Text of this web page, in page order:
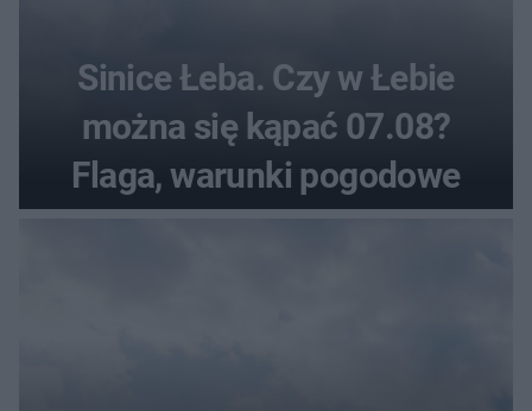
Sinice Łeba. Czy w Łebie
można się kąpać 07.08?
Flaga, warunki pogodowe